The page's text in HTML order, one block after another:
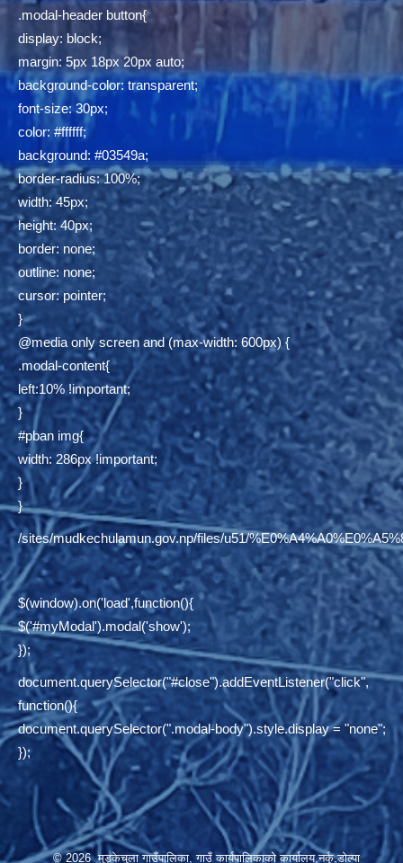
.modal-header button{
display: block;
margin: 5px 18px 20px auto;
background-color: transparent;
font-size: 30px;
color: #ffffff;
background: #03549a;
border-radius: 100%;
width: 45px;
height: 40px;
border: none;
outline: none;
cursor: pointer;
}
@media only screen and (max-width: 600px) {
.modal-content{
left:10% !important;
}
#pban img{
width: 286px !important;
}
}
/sites/mudkechulamun.gov.np/files/u51/
$(window).on('load',function(){
$('#myModal').modal('show');
});
document.querySelector("#close").addEventListener("click",
function(){
document.querySelector(".modal-body").style.display = "none";
});
© 2026 मुड्केचुला गाउँपालिका, गाउँ कार्यपालिकाको कार्यालय,नर्कु,डोल्पा